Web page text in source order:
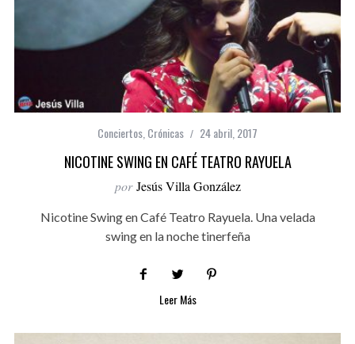
Conciertos Crónicas 24 abril, 2017
NICOTINE SWING EN CAFÉ TEATRO RAYUELA
por Jesús Villa González
Nicotine Swing en Café Teatro Rayuela. Una velada
swing en la noche tinerfeña
Leer Más